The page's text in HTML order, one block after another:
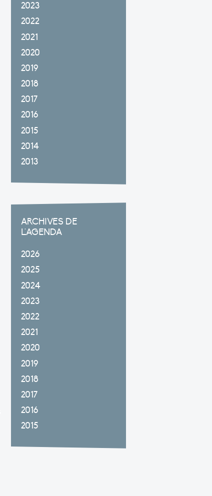
2023
2022
2021
2020
2019
2018
2017
2016
2015
2014
2013
ARCHIVES DE
L'AGENDA
2026
2025
2024
2023
2022
2021
2020
2019
2018
2017
2016
2015